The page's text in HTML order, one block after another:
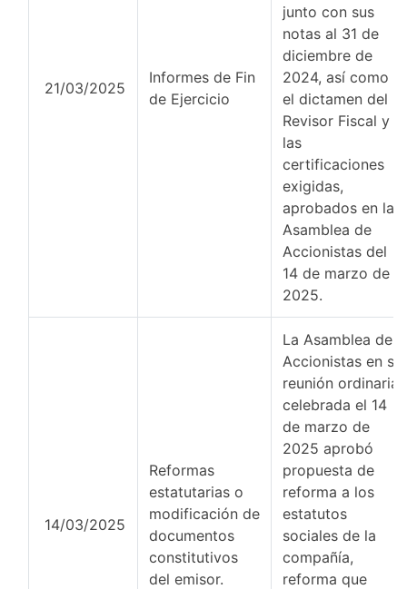
21/03/2025
Informes de Fin
de Ejercicio
junto con sus
notas al 31 de
diciembre de
2024, así como
el dictamen del
Revisor Fiscal y
las
certificaciones
exigidas,
aprobados en la
Asamblea de
Accionistas del
14 de marzo de
2025.
14/03/2025
Reformas
estatutarias o
modificación de
documentos
constitutivos
del emisor.
La Asamblea de
Accionistas en su
reunión ordinaria
celebrada el 14
de marzo de
2025 aprobó
propuesta de
reforma a los
estatutos
sociales de la
compañía,
reforma que